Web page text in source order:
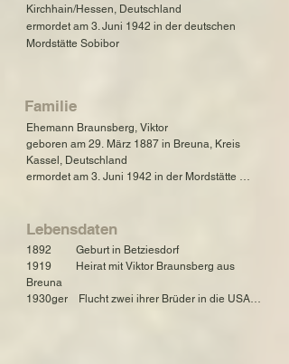
Kirchhain/Hessen, Deutschland
ermordet am 3. Juni 1942 in der deutschen
Mordstätte Sobibor
Familie
Ehemann Braunsberg, Viktor
geboren am 29. März 1887 in Breuna, Kreis
Kassel, Deutschland
ermordet am 3. Juni 1942 in der Mordstätte
Lebensdaten
1892         Geburt in Betziesdorf
1919         Heirat mit Viktor Braunsberg aus
Breuna
1930ger    Flucht zwei ihrer Brüder in die USA